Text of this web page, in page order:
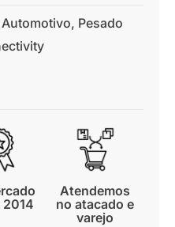
Automotivo, Pesado
2014
Atendemos
no atacado e
varejo